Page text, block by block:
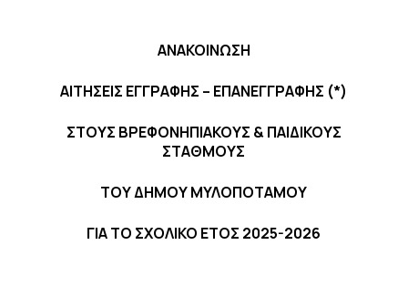
ΑΝΑΚΟΙΝΩΣΗ
ΑΙΤΗΣΕΙΣ ΕΓΓΡΑΦΗΣ – ΕΠΑΝΕΓΓΡΑΦΗΣ (*)
ΣΤΟΥΣ ΒΡΕΦΟΝΗΠΙΑΚΟΥΣ & ΠΑΙΔΙΚΟΥΣ
ΣΤΑΘΜΟΥΣ
ΤΟΥ ΔΗΜΟΥ ΜΥΛΟΠΟΤΑΜΟΥ
ΓΙΑ ΤΟ ΣΧΟΛΙΚΟ ΕΤΟΣ 2025-2026